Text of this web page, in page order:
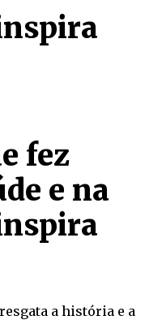
fez
e na
a história e a